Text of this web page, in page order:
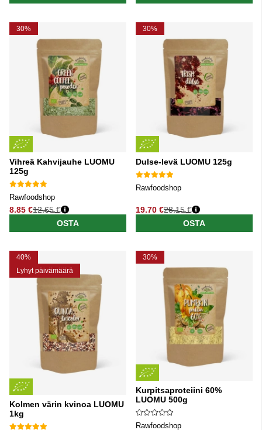
30%
Vihreä Kahvijauhe LUOMU
125g
Rawfoodshop
8.85 €
Normaali hinta
12.65 €
OSTA
30%
Dulse-levä LUOMU 125g
Rawfoodshop
19.70 €
Normaali hinta
28.15 €
OSTA
40%
Lyhyt päivämäärä
Kolmen värin kvinoa LUOMU
1kg
30%
Kurpitsaproteiini 60%
LUOMU 500g
Rawfoodshop